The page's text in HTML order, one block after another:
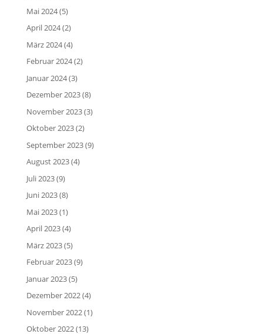
Mai 2024(5)
April 2024(2)
März 2024(4)
Februar 2024(2)
Januar 2024(3)
Dezember 2023(8)
November 2023(3)
Oktober 2023(2)
September 2023(9)
August 2023(4)
Juli 2023(9)
Juni 2023(8)
Mai 2023(1)
April 2023(4)
März 2023(5)
Februar 2023(9)
Januar 2023(5)
Dezember 2022(4)
November 2022(1)
Oktober 2022(13)